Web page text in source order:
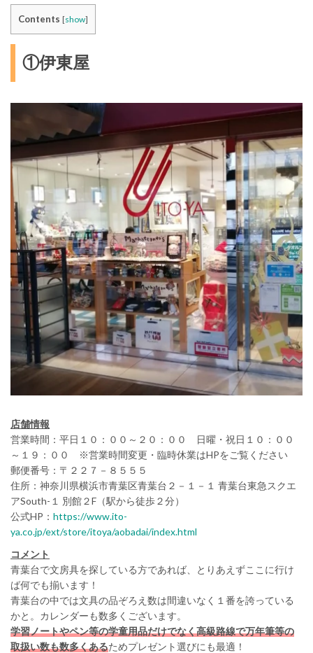
Contents [show]
①伊東屋
店舗情報
営業時間：平日１０：００～２０：００ 日曜・祝日１０：００
～１９：００ ※営業時間変更・臨時休業はHPをご覧ください
郵便番号：〒２２７－８５５５
住所：神奈川県横浜市青葉区青葉台２－１－１ 青葉台東急スクエ
アSouth-１ 別館２F（駅から徒歩２分）
公式HP： https://www.ito-
ya.co.jp/ext/store/itoya/aobadai/index.html
コメント
青葉台で文房具を探している方であれば、とりあえずここに行け
ば何でも揃います！
青葉台の中では文具の品ぞろえ数は間違いなく１番を誇っている
かと。カレンダーも数多くございます。
学習ノートやペン等の学童用品だけでなく高級路線で万年筆等の
取扱い数も数多くあるためプレゼント選びにも最適！